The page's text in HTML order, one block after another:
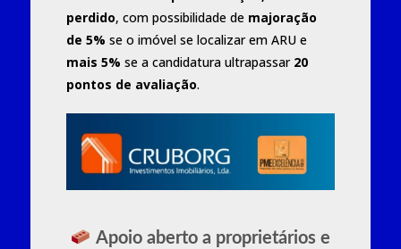
perdido, com possibilidade de majoração
de 5% se o imóvel se localizar em ARU e
mais 5% se a candidatura ultrapassar 20
pontos de avaliação.
Apoio aberto a proprietários e